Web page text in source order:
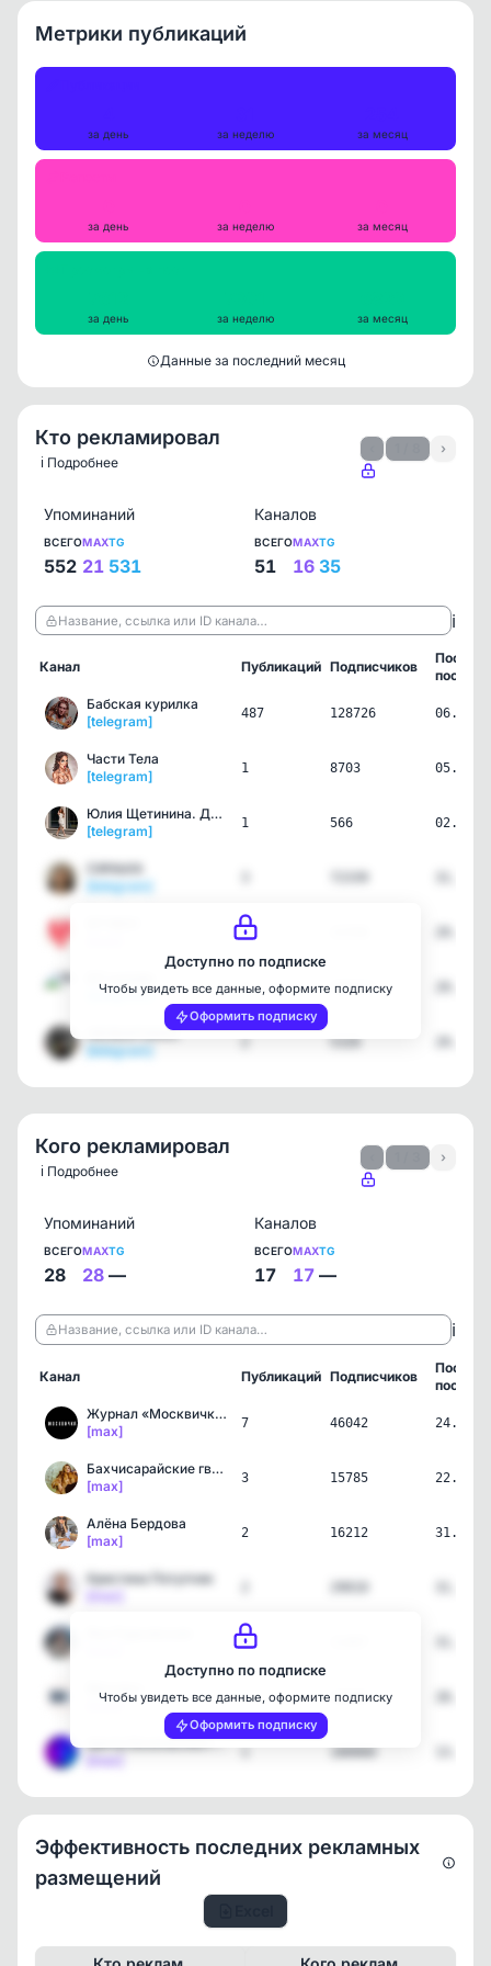
Метрики публикаций
за день за неделю за месяц
за день за неделю за месяц
за день за неделю за месяц
Данные за последний месяц
Кто рекламировал
ℹ️ Подробнее
›
Упоминаний
ВСЕГО
552
MAX
21
TG
531
Каналов
ВСЕГО
51
MAX
16
TG
35
Название, ссылка или ID канала… ℹ️
Канал Публикаций Подписчиков
пост
Бабская курилка
[telegram]
487 128726
Части Тела
[telegram]
1 8703
Юлия Щетинина. Дневник в…
[telegram]
1 566
СИНЬКА
[telegram]
6
[telegram]
2 100221
НЕОБАРОККО
[telegram]
2 5326
Доступно по подписке
Чтобы увидеть все данные, оформите подписку
Оформить подписку
Кого рекламировал
ℹ️ Подробнее
›
Упоминаний
ВСЕГО
28
MAX
28
TG
—
Каналов
ВСЕГО
17
MAX
17
TG
—
Название, ссылка или ID канала… ℹ️
Канал Публикаций Подписчиков
пост
Журнал «Москвичка»
[max]
7 46042
Бахчисарайские гвоздики
[max]
3 15785
Алёна Бердова
[max]
2 16212
Кристина Потупчик
1
[max]
1 23646
Центр Безопасности MAX
1 180060
Доступно по подписке
Чтобы увидеть все данные, оформите подписку
Оформить подписку
Эффективность последних рекламных
размещений